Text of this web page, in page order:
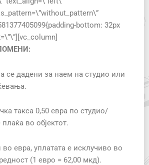
bottom: 32px
се дадени за наем на студио или
такса 0,50 евра по студио/
во објектот.
евра, уплатата е исклучиво во
(1 евро = 62,00 мкд).